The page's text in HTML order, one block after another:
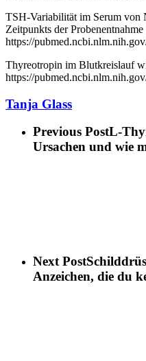
TSH-Variabilität im Serum von
Zeitpunkts der Probenentnahme
https://
Thyreotropin im Blutkreislauf
https://
Tanja Glass
Previous PostL-
Ursachen und wie
Next Post
Anzeichen, die du